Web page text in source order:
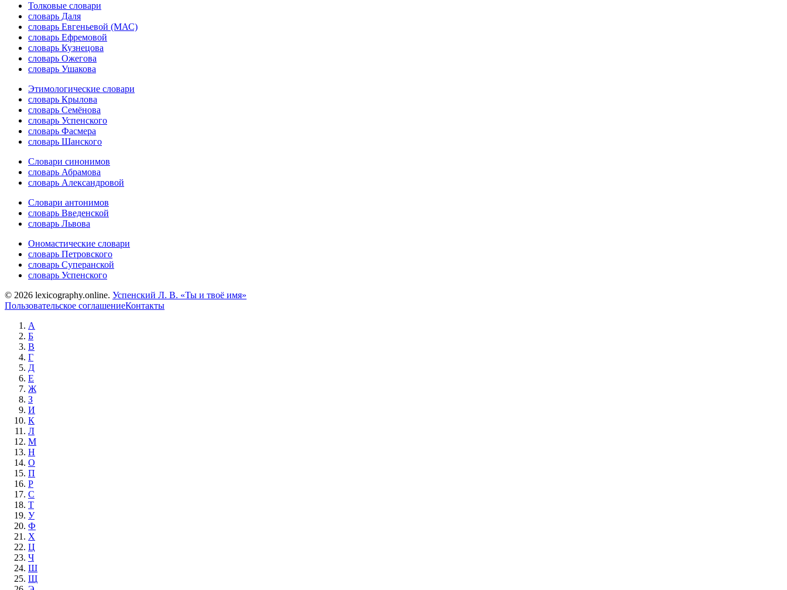
Толковые словари
словарь Даля
словарь Евгеньевой (МАС)
словарь Ефремовой
словарь Кузнецова
словарь Ожегова
словарь Ушакова
Этимологические словари
словарь Крылова
словарь Семёнова
словарь Успенского
словарь Фасмера
словарь Шанского
Словари синонимов
словарь Абрамова
словарь Александровой
Словари антонимов
словарь Введенской
словарь Львова
Ономастические словари
словарь Петровского
словарь Суперанской
словарь Успенского
© 2026 lexicography.online. Успенский Л. В. «Ты и твоё имя»
Пользовательское соглашениеКонтакты
А
Б
В
Г
Д
Е
Ж
З
И
К
Л
М
Н
О
П
Р
С
Т
У
Ф
Х
Ц
Ч
Ш
Щ